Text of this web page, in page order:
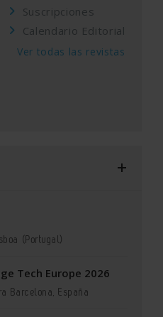
Suscripciones
Calendario Editorial
Ver todas las revistas
(Portugal)
Tech Europe 2026
Barcelona, España